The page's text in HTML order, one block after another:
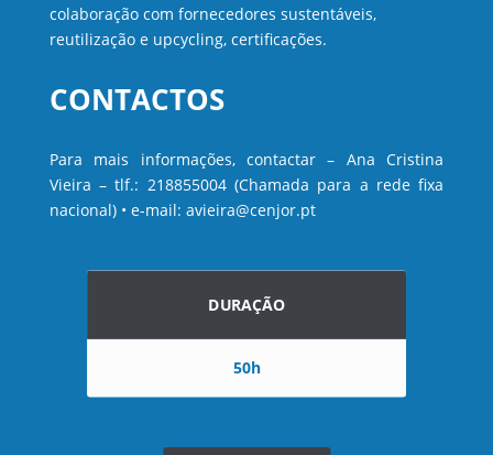
colaboração com fornecedores sustentáveis,
reutilização e upcycling, certificações.
CONTACTOS
Para mais informações, contactar – Ana Cristina
Vieira – tlf.: 218855004 (Chamada para a rede fixa
nacional) • e-mail: avieira@cenjor.pt
DURAÇÃO
50h